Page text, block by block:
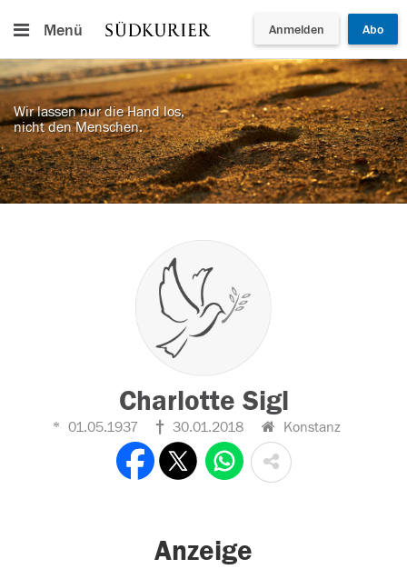
Menü Anmelden Abo
Wir lassen nur die Hand los,
nicht den Menschen.
Charlotte Sigl
01.05.1937 30.01.2018 Konstanz
Anzeige